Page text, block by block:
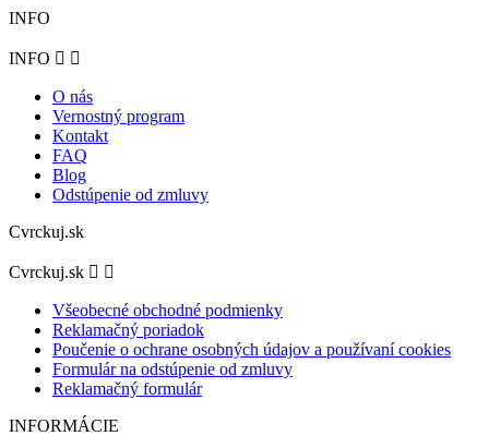
INFO
INFO  
O nás
Vernostný program
Kontakt
FAQ
Blog
Odstúpenie od zmluvy
Cvrckuj.sk
Cvrckuj.sk  
Všeobecné obchodné podmienky
Reklamačný poriadok
Poučenie o ochrane osobných údajov a používaní cookies
Formulár na odstúpenie od zmluvy
Reklamačný formulár
INFORMÁCIE